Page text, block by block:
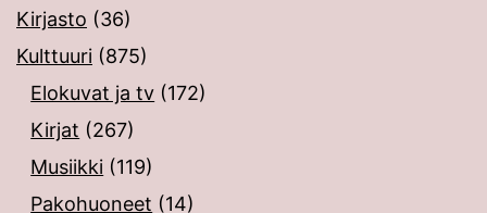
Kirjasto (36)
Kulttuuri (875)
Elokuvat ja tv (172)
Kirjat (267)
Musiikki (119)
Pakohuoneet (14)